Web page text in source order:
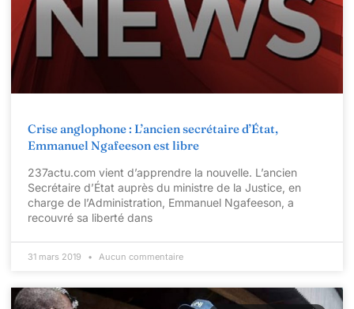
Crise anglophone : L’ancien secrétaire d’État,
Emmanuel Ngafeeson est libre
237actu.com vient d’apprendre la nouvelle. L’ancien
Secrétaire d’État auprès du ministre de la Justice, en
charge de l’Administration, Emmanuel Ngafeeson, a
recouvré sa liberté dans
31 mars 2019 Aucun commentaire